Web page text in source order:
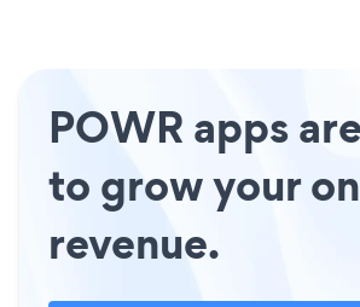
POWR apps
to grow your
revenue.